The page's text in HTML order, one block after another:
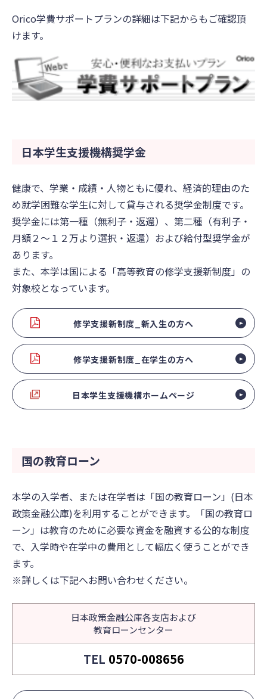
Orico学費サポートプランの詳細は下記からもご確認頂
けます。
日本学生支援機構奨学金
健康で、学業・成績・人物ともに優れ、経済的理由のた
め就学困難な学生に対して貸与される奨学金制度です。
奨学金には第一種（無利子・返還）、第二種（有利子・
月額２〜１２万より選択・返還）および給付型奨学金が
あります。
また、本学は国による「高等教育の修学支援新制度」の
対象校となっています。
修学支援新制度_新入生の方へ
修学支援新制度_在学生の方へ
日本学生支援機構ホームページ
国の教育ローン
本学の入学者、または在学者は「国の教育ローン」(日本
政策金融公庫)を利用することができます。「国の教育ロ
ーン」は教育のために必要な資金を融資する公的な制度
で、入学時や在学中の費用として幅広く使うことができ
ます。
※詳しくは下記へお問い合わせください。
日本政策金融公庫各支店および
教育ローンセンター
TEL 0570-008656